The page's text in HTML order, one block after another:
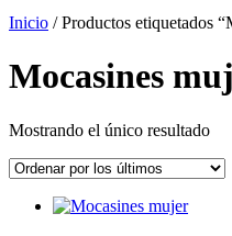
Inicio / Productos etiquetados
Mocasines
Mostrando el único resultado